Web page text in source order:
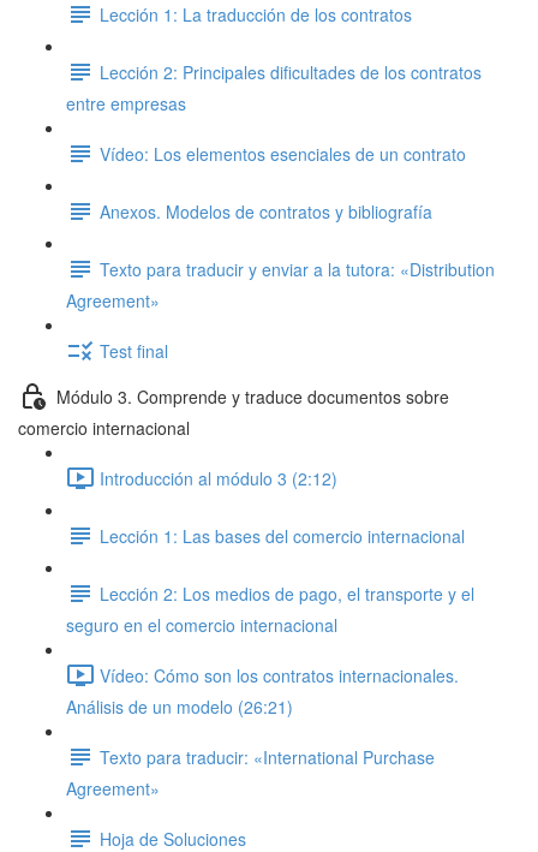
Lección 1: La traducción de los contratos
Lección 2: Principales dificultades de los contratos
entre empresas
Vídeo: Los elementos esenciales de un contrato
Anexos. Modelos de contratos y bibliografía
Texto para traducir y enviar a la tutora: «Distribution
Agreement»
Test final
Módulo 3. Comprende y traduce documentos sobre
comercio internacional
Introducción al módulo 3 (2:12)
Lección 1: Las bases del comercio internacional
Lección 2: Los medios de pago, el transporte y el
seguro en el comercio internacional
Vídeo: Cómo son los contratos internacionales.
Análisis de un modelo (26:21)
Texto para traducir: «International Purchase
Agreement»
Hoja de Soluciones